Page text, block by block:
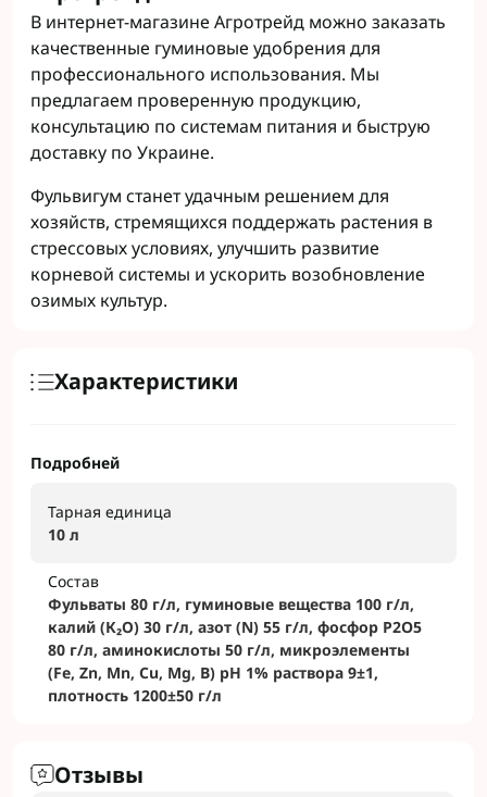
В интернет-магазине Агротрейд можно заказать
качественные гуминовые удобрения для
профессионального использования. Мы
предлагаем проверенную продукцию,
консультацию по системам питания и быструю
доставку по Украине.
Фульвигум станет удачным решением для
хозяйств, стремящихся поддержать растения в
стрессовых условиях, улучшить развитие
корневой системы и ускорить возобновление
озимых культур.
Характеристики
Подробней
Тарная единица
10 л
Состав
Фульваты 80 г/л, гуминовые вещества 100 г/л,
калий (К₂О) 30 г/л, азот (N) 55 г/л, фосфор P2O5
80 г/л, аминокислоты 50 г/л, микроэлементы
(Fe, Zn, Mn, Cu, Mg, B) pH 1% раствора 9±1,
плотность 1200±50 г/л
Отзывы